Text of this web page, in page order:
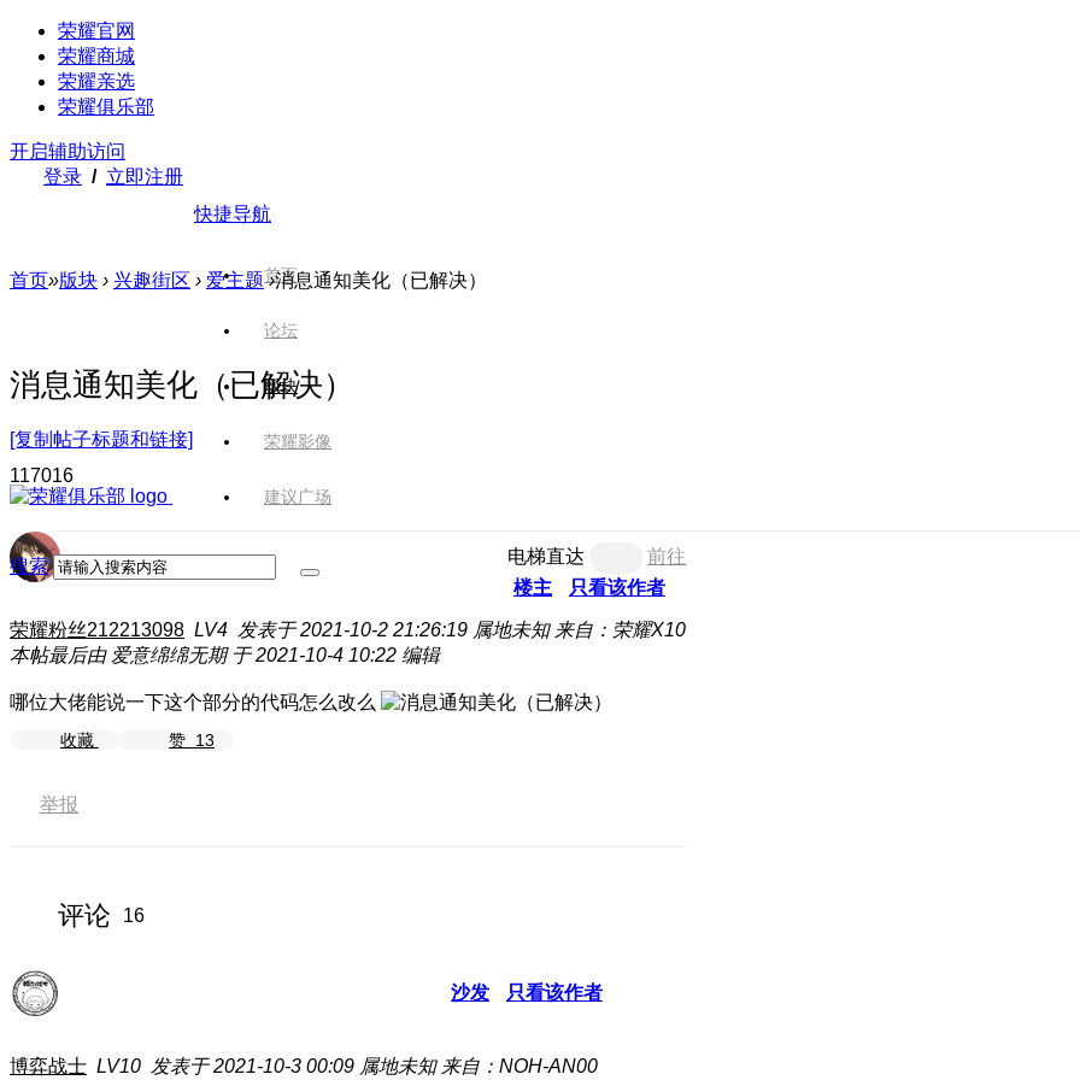
荣耀官网
荣耀商城
荣耀亲选
荣耀俱乐部
开启辅助访问
登录 / 立即注册
快捷导航
首页
论坛
版块
荣耀影像
建议广场
搜索
首页»版块 › 兴趣街区 › 爱主题 ›消息通知美化（已解决）
消息通知美化（已解决）
[复制帖子标题和链接]
117016
电梯直达
前往
楼主
只看该作者
荣耀粉丝212213098 LV4 发表于 2021-10-2 21:26:19 属地未知 来自：荣耀X10
本帖最后由 爱意绵绵无期 于 2021-10-4 10:22 编辑
哪位大佬能说一下这个部分的代码怎么改么
收藏 赞 13
举报
评论 16
沙发 只看该作者
博弈战士 LV10 发表于 2021-10-3 00:09 属地未知 来自：NOH-AN00